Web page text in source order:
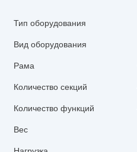
Тип оборудования
Вид оборудования
Рама
Количество секций
Количество функций
Вес